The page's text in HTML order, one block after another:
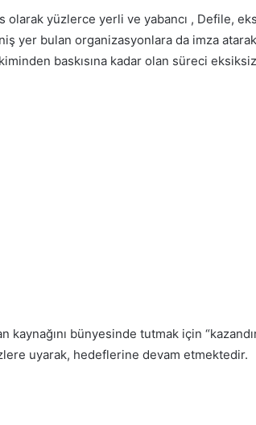
olarak yüzlerce yerli ve yabancı , Defile,
yer bulan organizasyonlara da imza
baskısına kadar olan süreci
kaynağını bünyesinde tutmak için
uyarak, hedeflerine devam etmektedir.